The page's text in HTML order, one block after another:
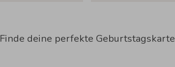
Finde deine perfekte Geburtstagskarte